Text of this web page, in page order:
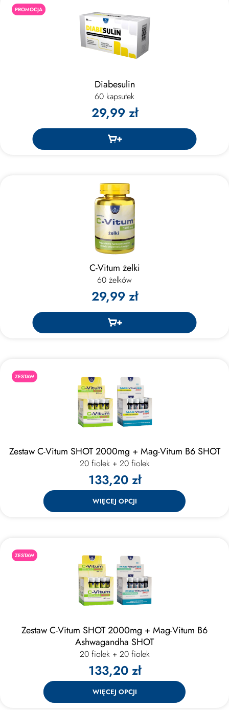
PROMOCJA
Diabesulin
60 kapsułek
29,99 zł
C-Vitum żelki
60 żelków
29,99 zł
ZESTAW
Zestaw C-Vitum SHOT 2000mg + Mag-Vitum B6 SHOT
20 fiolek + 20 fiolek
133,20 zł
WIĘCEJ OPCJI
ZESTAW
Zestaw C-Vitum SHOT 2000mg + Mag-Vitum B6
Ashwagandha SHOT
20 fiolek + 20 fiolek
133,20 zł
WIĘCEJ OPCJI